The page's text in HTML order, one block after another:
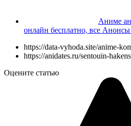
Аниме
онлайн бесплатно, все
https://data-vyhoda.site/anime-
https://anidates.ru/sentouin-
Оцените статью